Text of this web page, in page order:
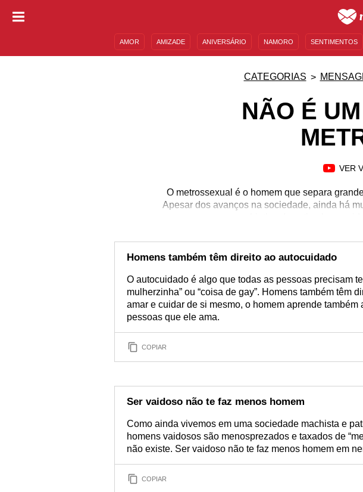
AMOR AMIZADE ANIVERSÁRIO NAMORO SENTIMENTOS
CATEGORIAS
NÃO É
VER
O metrossexual é o homem que separa
Apesar dos avanços na sociedade, ainda há
objetivo de estimular a
Homens também têm direito ao autocuidado
O autocuidado é algo que todas as pessoas precisam
mulherzinha” ou “coisa de gay”. Homens também têm
amar e cuidar de si mesmo, o homem aprende também
pessoas que ele ama.
COPIAR
Ser vaidoso não te faz menos homem
Como ainda vivemos em uma sociedade machista e
homens vaidosos são menosprezados e taxados de
não existe. Ser vaidoso não te faz menos homem em
COPIAR